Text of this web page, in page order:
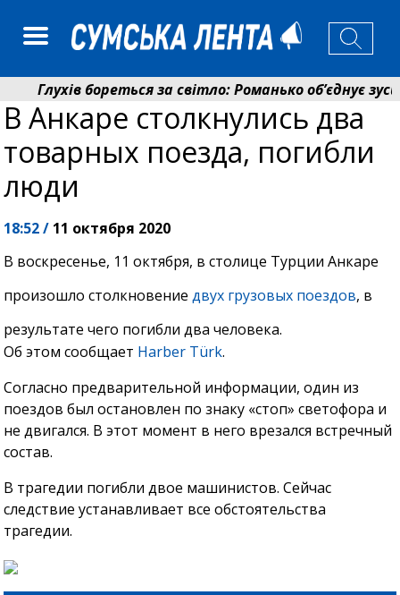
Глухів бореться за світло: Романько об’єднує
Пенсійний фонд Сумщини спрямував 0,2 млрд грн
В Анкаре столкнулись два
товарных поезда, погибли
люди
18:52 / 11 октября 2020
В воскресенье, 11 октября, в столице Турции Анкаре
произошло столкновениедвух грузовых поездов, в
результате чего погибли два человека.
Об этом сообщает Harber Türk.
Согласно предварительной информации, один из
поездов был остановлен по знаку «стоп» светофора и
не двигался. В этот момент в него врезался встречный
состав.
В трагедии погибли двое машинистов. Сейчас
следствие устанавливает все обстоятельства
трагедии.